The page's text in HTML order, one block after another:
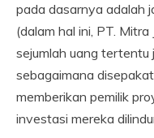
pada dasarnya adalah
(dalam hal ini, PT.
sejumlah uang tertentu
sebagaimana
memberikan pemilik
investasi mereka